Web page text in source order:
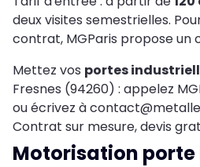
deux visites semestrielles.
contrat, MGParis propose un
Mettez vos portes
Fresnes (94260) : appelez
ou écrivez à
Contrat sur mesure, devis
Motorisation